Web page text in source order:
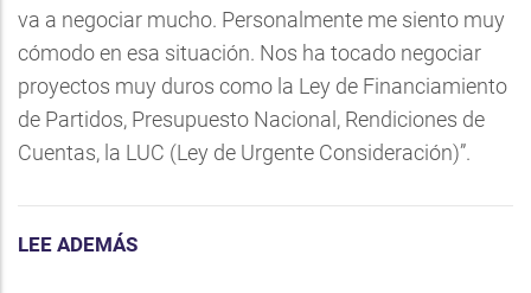
va a negociar mucho. Personalmente me siento muy
cómodo en esa situación. Nos ha tocado negociar
proyectos muy duros como la Ley de Financiamiento
de Partidos, Presupuesto Nacional, Rendiciones de
Cuentas, la LUC (Ley de Urgente Consideración)”.
LEE ADEMÁS